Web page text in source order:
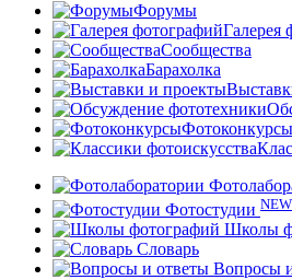
Форумы
Галерея
Сообщества
Барахолка
Фотоконкурсы
Фотостудии NEW
Школы
Словарь
Вопросы